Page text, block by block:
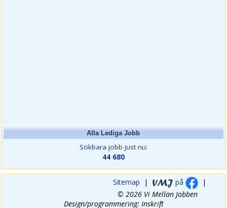
Alla Lediga Jobb
Sökbara jobb just nu:
44 680
Sitemap | på
|
© 2026 Vi Mellan Jobben
Design/programmering: Inskrift